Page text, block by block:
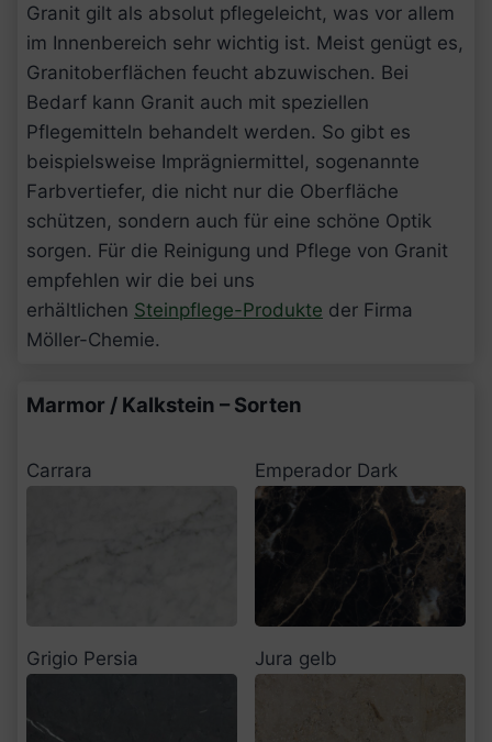
Granit gilt als absolut pflegeleicht, was vor allem
im Innenbereich sehr wichtig ist. Meist genügt es,
Granitoberflächen feucht abzuwischen. Bei
Bedarf kann Granit auch mit speziellen
Pflegemitteln behandelt werden. So gibt es
beispielsweise Imprägniermittel, sogenannte
Farbvertiefer, die nicht nur die Oberfläche
schützen, sondern auch für eine schöne Optik
sorgen. Für die Reinigung und Pflege von Granit
empfehlen wir die bei uns
erhältlichen Steinpflege-Produkte der Firma
Möller-Chemie.
Marmor / Kalkstein – Sorten
Carrara Emperador Dark
Grigio Persia Jura gelb